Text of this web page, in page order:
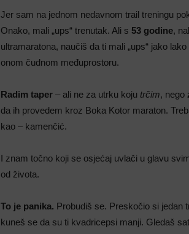
Jer sam na jednom nedavnom trail treningu
Onako, mali „ups“ trenutak. Ali s 53 godine,
ultramaratona, naučiš da ti mali „ups“ jako
onom čudnom međuprostoru.
Radim taper – ali ne za utrku koju trčim, nego
da ih provedem kroz Boka Kotor maraton.
kao – kamenčić.
I znam točno koji se osjećaj uvlači u glavu
od života.
To je panika. Probudiš se. Preskočio si jedan
kuneš se da su ti kvadricepsi manji. Gledaš